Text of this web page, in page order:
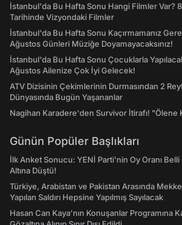
İstanbul'da Bu Hafta Sonu Hangi Filmler Var?
Tarihinde Vizyondaki Filmler
İstanbul'da Bu Hafta Sonu Kaçırmamanız
Ağustos Günleri Müziğe Doyamayacaksınız!
İstanbul'da Bu Hafta Sonu Çocuklarla
Ağustos Ailenize Çok İyi Gelecek!
ATV Dizisinin Çekimlerinin Durmasından 2
Dünyasında Bugün Yaşananlar
Nagihan Karadere'den Survivor İtirafı! "Ölene
Günün Popüler Başlıkları
İlk Anket Sonucu: YENİ Parti'nin Oy Oranı Belli
Altına Düştü!
Türkiye, Arabistan ve Pakistan Arasında
Yapılan Saldırı Hepsine Yapılmış Sayılacak
Hasan Can Kaya’nın Konuşanlar Programına